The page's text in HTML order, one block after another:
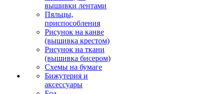
вышивки лентами
Пяльцы,
приспособления
Рисунок на канве
(вышивка крестом)
Рисунок на ткани
(вышивка бисером)
Схемы на бумаге
Бижутерия и
аксессуары